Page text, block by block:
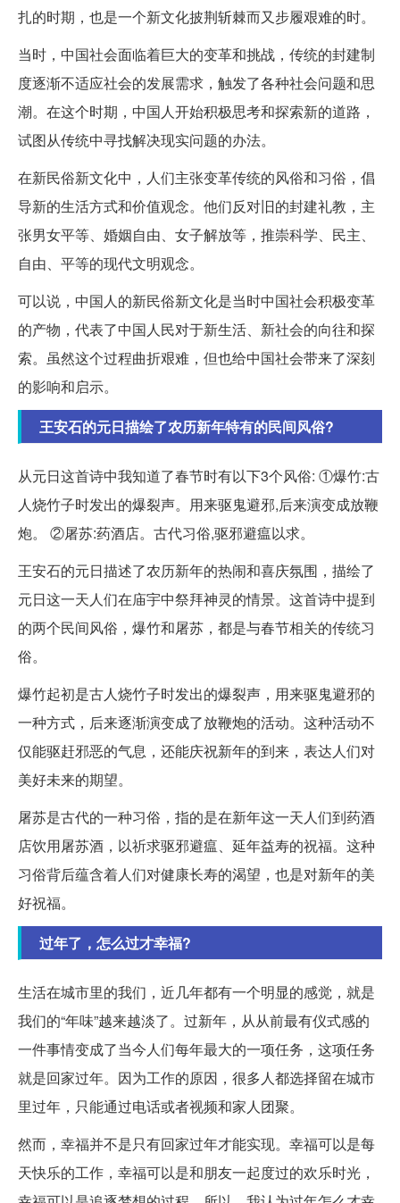
扎的时期，也是一个新文化披荆斩棘而又步履艰难的时。
当时，中国社会面临着巨大的变革和挑战，传统的封建制
度逐渐不适应社会的发展需求，触发了各种社会问题和思
潮。在这个时期，中国人开始积极思考和探索新的道路，
试图从传统中寻找解决现实问题的办法。
在新民俗新文化中，人们主张变革传统的风俗和习俗，倡
导新的生活方式和价值观念。他们反对旧的封建礼教，主
张男女平等、婚姻自由、女子解放等，推崇科学、民主、
自由、平等的现代文明观念。
可以说，中国人的新民俗新文化是当时中国社会积极变革
的产物，代表了中国人民对于新生活、新社会的向往和探
索。虽然这个过程曲折艰难，但也给中国社会带来了深刻
的影响和启示。
王安石的元日描绘了农历新年特有的民间风俗?
从元日这首诗中我知道了春节时有以下3个风俗: ①爆竹:古
人烧竹子时发出的爆裂声。用来驱鬼避邪,后来演变成放鞭
炮。 ②屠苏:药酒店。古代习俗,驱邪避瘟以求。
王安石的元日描述了农历新年的热闹和喜庆氛围，描绘了
元日这一天人们在庙宇中祭拜神灵的情景。这首诗中提到
的两个民间风俗，爆竹和屠苏，都是与春节相关的传统习
俗。
爆竹起初是古人烧竹子时发出的爆裂声，用来驱鬼避邪的
一种方式，后来逐渐演变成了放鞭炮的活动。这种活动不
仅能驱赶邪恶的气息，还能庆祝新年的到来，表达人们对
美好未来的期望。
屠苏是古代的一种习俗，指的是在新年这一天人们到药酒
店饮用屠苏酒，以祈求驱邪避瘟、延年益寿的祝福。这种
习俗背后蕴含着人们对健康长寿的渴望，也是对新年的美
好祝福。
过年了，怎么过才幸福?
生活在城市里的我们，近几年都有一个明显的感觉，就是
我们的“年味”越来越淡了。过新年，从从前最有仪式感的
一件事情变成了当今人们每年最大的一项任务，这项任务
就是回家过年。因为工作的原因，很多人都选择留在城市
里过年，只能通过电话或者视频和家人团聚。
然而，幸福并不是只有回家过年才能实现。幸福可以是每
天快乐的工作，幸福可以是和朋友一起度过的欢乐时光，